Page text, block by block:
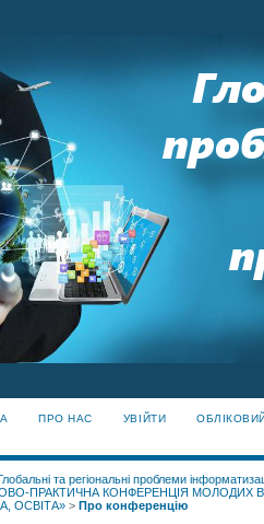
ПРО НАС УВІЙТИ
та регіональні проблеми
ПРАКТИЧНА КОНФЕРЕНЦІЯ МОЛОДИХ
ОСВІТА» > Про конференцію